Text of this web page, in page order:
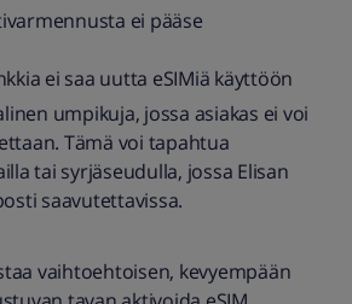
ei pääse
ei saa uutta eSIMiä käyttöön
umpikuja, jossa asiakas ei voi
Tämä voi tapahtua
tai syrjäseudulla, jossa Elisan
saavutettavissa.
vaihtoehtoisen, kevyempään